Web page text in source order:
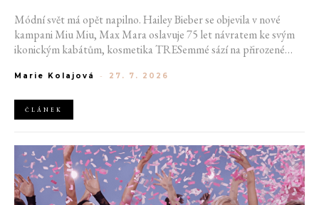
Módní svět má opět napilno. Hailey Bieber se objevila v nové
kampani Miu Miu, Max Mara oslavuje 75 let návratem ke svým
ikonickým kabátům, kosmetika TRESemmé sází na přirozené
Franciscu připravují první velkou americkou retrospektivu
Marie Kolajová - 27. 7. 2026
ČLÁNEK